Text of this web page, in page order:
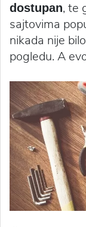
dostupan, te
sajtovima
nikada nije
pogledu. A